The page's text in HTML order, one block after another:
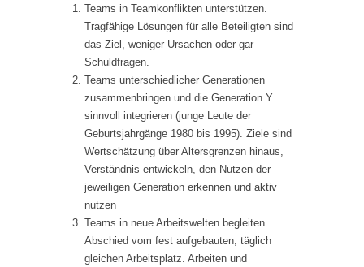
Teams in Teamkonflikten unterstützen.
Tragfähige Lösungen für alle Beteiligten sind
das Ziel, weniger Ursachen oder gar
Schuldfragen.
Teams unterschiedlicher Generationen
zusammenbringen und die Generation Y
sinnvoll integrieren (junge Leute der
Geburtsjahrgänge 1980 bis 1995). Ziele sind
Wertschätzung über Altersgrenzen hinaus,
Verständnis entwickeln, den Nutzen der
jeweiligen Generation erkennen und aktiv
nutzen
Teams in neue Arbeitswelten begleiten.
Abschied vom fest aufgebauten, täglich
gleichen Arbeitsplatz. Arbeiten und